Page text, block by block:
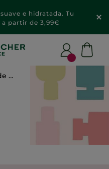
ACCESORIOS​
Eau de parfum